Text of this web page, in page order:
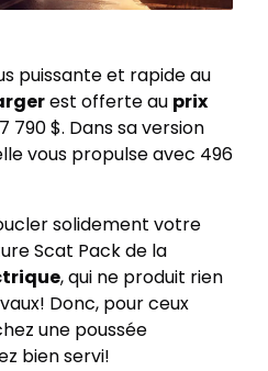
puissante et rapide au
est offerte au prix
790 $. Dans sa version
vous propulse avec 496
solidement votre
Scat Pack de la
, qui ne produit rien
Donc, pour ceux
une poussée
bien servi!